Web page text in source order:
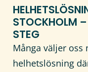
STOCKHOLM
STEG
Många väljer oss
helhetslösning